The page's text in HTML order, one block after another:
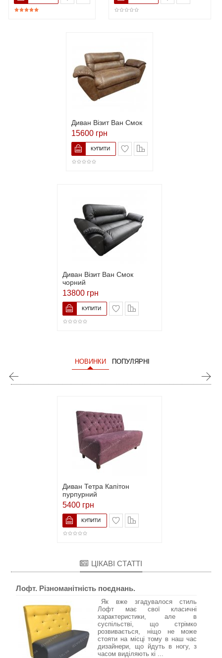
Диван Візит Ван Смок
15600 грн
Диван Візит Ван Смок
чорний
13800 грн
НОВИНКИ ПОПУЛЯРНІ
Диван Тетра Капітон
пурпурний
5400 грн
ЦІКАВІ СТАТТІ
Лофт. Різноманітність поєднань.
Як вже згадувалося стиль
Лофт має свої класичні
характеристики, але в
суспільстві, що стрімко
розвивається, ніщо не може
стояти на місці тому в наш час
дизайнери, що йдуть в ногу, з
часом виділяють кі ...